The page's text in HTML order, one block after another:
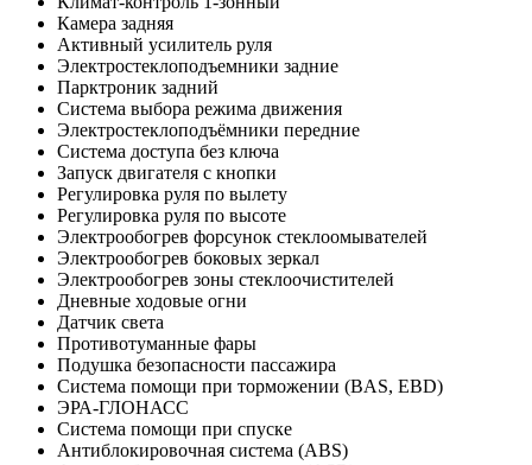
Камера задняя
Активный усилитель руля
Электростеклоподъемники задние
Парктроник задний
Система выбора режима движения
Электростеклоподъёмники передние
Система доступа без ключа
Запуск двигателя с кнопки
Регулировка руля по вылету
Регулировка руля по высоте
Электрообогрев форсунок стеклоомывателей
Электрообогрев боковых зеркал
Электрообогрев зоны стеклоочистителей
Дневные ходовые огни
Датчик света
Противотуманные фары
Подушка безопасности пассажира
Система помощи при торможении (BAS, EBD)
ЭРА-ГЛОНАСС
Система помощи при спуске
Антиблокировочная система (ABS)